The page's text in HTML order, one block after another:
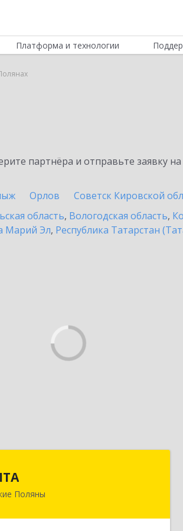
Платформа и технологии
партнёра и отправьте заявку
Орлов
Советск Кировской
область, Вологодская область,
Марий Эл, Республика Татарстан
Поляны
612960, Кировская обл, Вятские